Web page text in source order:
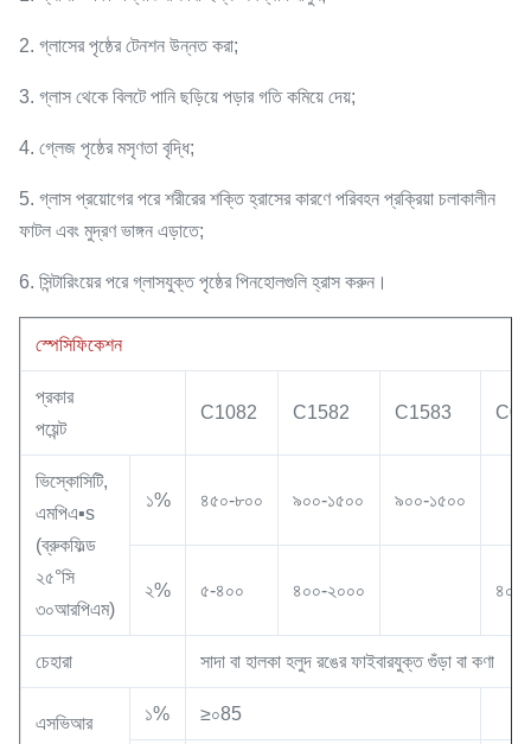
2. গ্লাসের পৃষ্ঠের টেনশন উন্নত করা;
3. গ্লাস থেকে বিলটে পানি ছড়িয়ে পড়ার গতি কমিয়ে দেয়;
4. গ্লেজ পৃষ্ঠের মসৃণতা বৃদ্ধি;
5. গ্লাস প্রয়োগের পরে শরীরের শক্তি হ্রাসের কারণে পরিবহন প্রক্রিয়া চলাকালীন
ফাটল এবং মুদ্রণ ভাঙ্গন এড়াতে;
6. সিন্টারিংয়ের পরে গ্লাসযুক্ত পৃষ্ঠের পিনহোলগুলি হ্রাস করুন।
স্পেসিফিকেশন
প্রকার
পয়েন্ট
C1082 C1582 C1583
ভিস্কোসিটি,
এমপিএ▪s
(ব্রুকফিল্ড
২৫°সি
৩০আরপিএম)
১% ৪৫০-৮০০ ৯০০-১৫০০ ৯০০-১৫০০
২% ৫-৪০০ ৪০০-২০০০
চেহারা সাদা বা হালকা হলুদ রঙের ফাইবারযুক্ত গুঁড়া বা কণা
এসভিআর
১% ≥০85